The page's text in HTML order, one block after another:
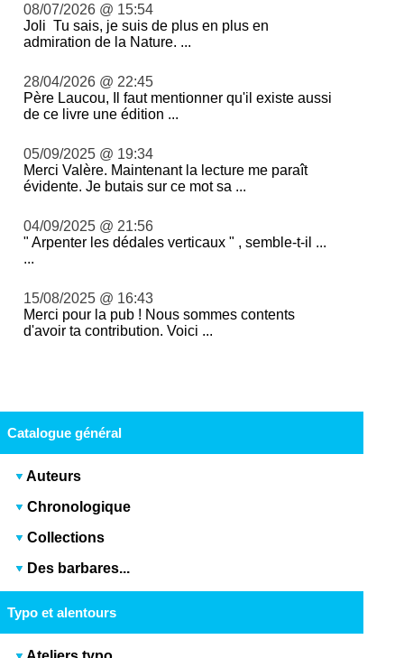
08/07/2026 @ 15:54
Joli Tu sais, je suis de plus en plus en
admiration de la Nature. ...
28/04/2026 @ 22:45
Père Laucou, Il faut mentionner qu'il existe aussi
de ce livre une édition ...
05/09/2025 @ 19:34
Merci Valère. Maintenant la lecture me paraît
évidente. Je butais sur ce mot sa ...
04/09/2025 @ 21:56
" Arpenter les dédales verticaux " , semble-t-il ...
...
15/08/2025 @ 16:43
Merci pour la pub ! Nous sommes contents
d'avoir ta contribution. Voici ...
Catalogue général
Auteurs
Chronologique
Collections
Des barbares...
Typo et alentours